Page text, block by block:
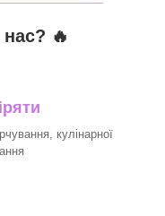
🔥
кулінарної